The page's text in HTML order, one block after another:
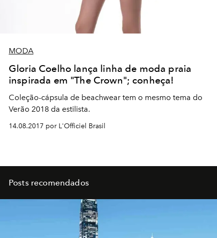
MODA
Gloria Coelho lança linha de moda praia
inspirada em "The Crown"; conheça!
Coleção-cápsula de beachwear tem o mesmo tema do
Verão 2018 da estilista.
14.08.2017 por L'Officiel Brasil
Posts recomendados